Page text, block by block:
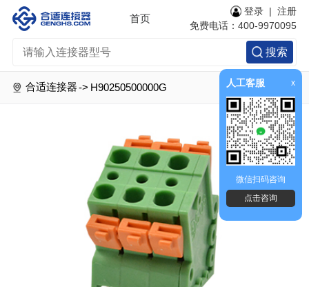
人工客服 x
微信扫码咨询
点击咨询
首页
搜索
登录 |注册
免费电话：400-9970095
合适连接器 -> H90250500000G